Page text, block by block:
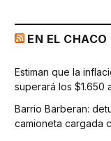
EN EL CHACO
Estiman que la
superará los $1.650
Barrio Barberan:
camioneta cargada